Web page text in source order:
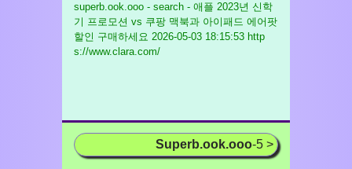
superb.ook.ooo - search - 애플 2023년 신학
기 프로모션 vs 쿠팡 맥북과 아이패드 에어팟
할인 구매하세요 2026-05-03 18:15:53 http
s://www.clara.com/
Superb.ook.ooo-5 >